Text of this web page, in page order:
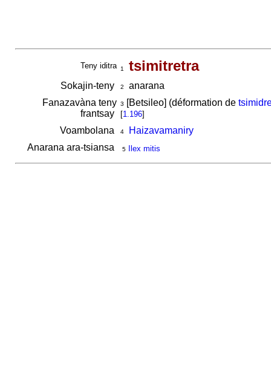
Teny iditra 1 tsimitretra
Sokajin-teny 2
anarana
Fanazavàna teny
frantsay
3 [Betsileo] (déformation de
[1.196]
Voambolana 4
Haizavamaniry
Anarana ara-tsiansa
5 Ilex mitis